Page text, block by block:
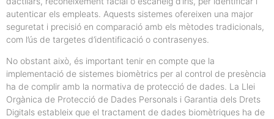
autenticar els empleats. Aquests sistemes ofereixen una major
seguretat i precisió en comparació amb els mètodes tradicionals,
com l’ús de targetes d’identificació o contrasenyes.
No obstant això, és important tenir en compte que la
implementació de sistemes biomètrics per al control de presència
ha de complir amb la normativa de protecció de dades. La Llei
Orgànica de Protecció de Dades Personals i Garantia dels Drets
Digitals estableix que el tractament de dades biomètriques ha de